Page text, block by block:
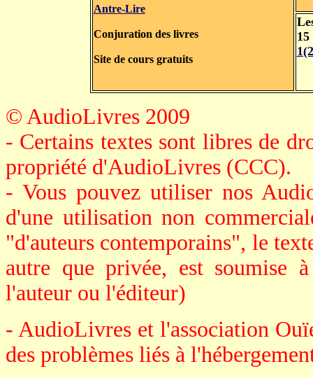
Antre-Lire
Conjuration des livres
Site de cours gratuits
15
© AudioLivres 2009
- Certains textes sont libres de
propriété d'AudioLivres (CCC).
- Vous pouvez utiliser nos
d'une utilisation non
"d'auteurs contemporains", le
autre que privée, est soumise
l'auteur ou l'éditeur)
- AudioLivres et l'association
des problèmes liés à